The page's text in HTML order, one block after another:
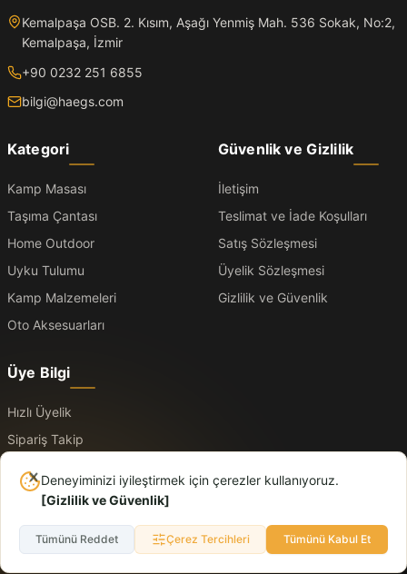
Deneyiminizi iyileştirmek için çerezler kullanıyoruz.
[Gizlilik ve Güvenlik]
Tümünü Reddet Çerez Tercihleri Tümünü Kabul Et
Kemalpaşa OSB. 2. Kısım, Aşağı Yenmiş Mah. 536 Sokak, No:2,
Kemalpaşa, İzmir
+90 0232 251 6855
bilgi@haegs.com
Kategori
Kamp Masası
Taşıma Çantası
Home Outdoor
Uyku Tulumu
Kamp Malzemeleri
Oto Aksesuarları
Güvenlik ve Gizlilik
İletişim
Teslimat ve İade Koşulları
Satış Sözleşmesi
Üyelik Sözleşmesi
Gizlilik ve Güvenlik
Üye Bilgi
Hızlı Üyelik
Sipariş Takip
Üye Giriş